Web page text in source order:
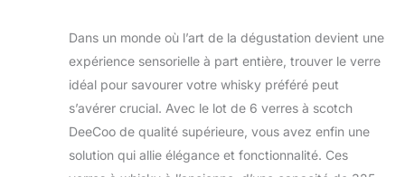
Dans un monde où l’art de la dégustation devient une
expérience sensorielle à part entière, trouver le verre
idéal pour savourer votre whisky préféré peut
s’avérer crucial. Avec le lot de 6 verres à scotch
DeeCoo de qualité supérieure, vous avez enfin une
solution qui allie élégance et fonctionnalité. Ces